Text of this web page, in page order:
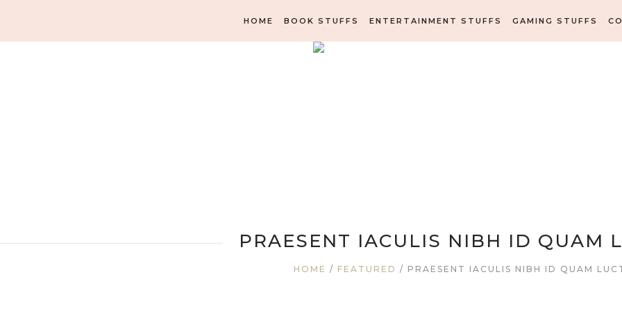
HOME BOOK STUFFS ENTERTAINMENT STUFFS GAMING STUFFS
PRAESENT IACULIS NIBH ID QUAM
HOME / FEATURED / PRAESENT IACULIS NIBH ID QUAM